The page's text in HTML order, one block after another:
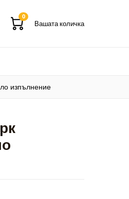
0
Вашата количка
изпълнение